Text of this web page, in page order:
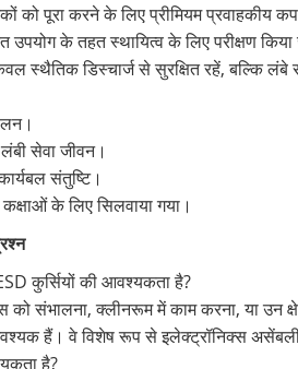
को पूरा करने के लिए प्रीमियम
उपयोग के तहत स्थायित्व के लिए परीक्षण
स्थैतिक डिस्चार्ज से सुरक्षित रहें, बल्कि
सेवा जीवन।
संतुष्टि।
के लिए सिलवाया गया।
कुर्सियों की आवश्यकता है?
संभालना, क्लीनरूम में काम करना, या उन
हैं। वे विशेष रूप से इलेक्ट्रॉनिक्स असेंबली
है?